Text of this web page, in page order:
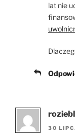
lat nie
30